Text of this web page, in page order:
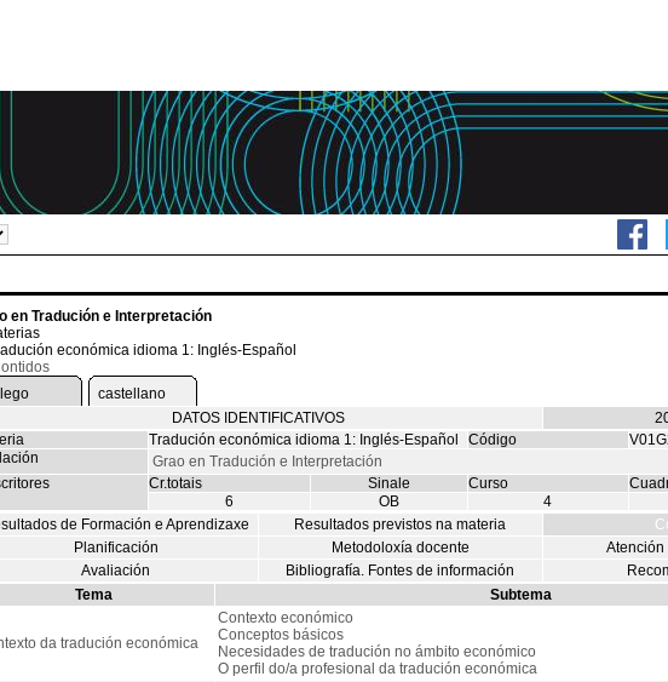
en Tradución e Interpretación
económica idioma 1: Inglés-Español
castellano
DATOS IDENTIFICATIVOS
Tradución económica idioma 1: Inglés-Español Código
Grao en Tradución e Interpretación
Cr.totais Sinale Curso
6
OB 4
de Formación e Aprendizaxe
Resultados previstos na materia
Planificación
Metodoloxía docente
Avaliación
Bibliografía. Fontes de información
Tema
Subtema
da tradución económica
Contexto económico
Conceptos básicos
Necesidades de tradución no ámbito económico
O perfil do/a profesional da tradución económica